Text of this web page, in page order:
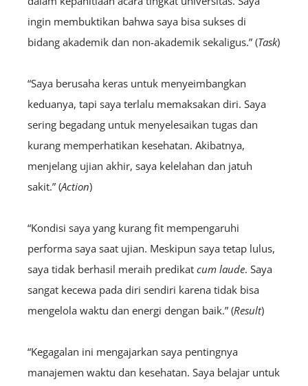
ingin membuktikan bahwa saya bisa sukses di
bidang akademik dan non-akademik sekaligus.” (Task)
“Saya berusaha keras untuk menyeimbangkan
keduanya, tapi saya terlalu memaksakan diri. Saya
sering begadang untuk menyelesaikan tugas dan
kurang memperhatikan kesehatan. Akibatnya,
menjelang ujian akhir, saya kelelahan dan jatuh
sakit.” (Action)
“Kondisi saya yang kurang fit mempengaruhi
performa saya saat ujian. Meskipun saya tetap lulus,
saya tidak berhasil meraih predikat cum laude. Saya
sangat kecewa pada diri sendiri karena tidak bisa
mengelola waktu dan energi dengan baik.” (Result)
“Kegagalan ini mengajarkan saya pentingnya
manajemen waktu dan kesehatan. Saya belajar untuk